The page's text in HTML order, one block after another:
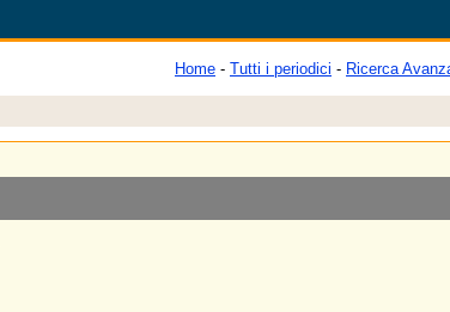
Home - Tutti i periodici - Ricerca